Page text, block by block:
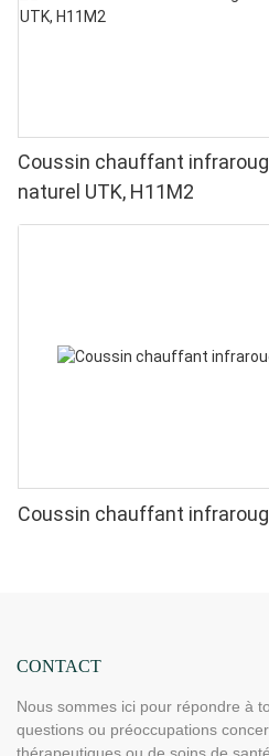
Coussin chauffant
naturel UTK, H11M2
Coussin chauffant
CONTACT
Nous sommes ici pour répondre à
questions ou préoccupations